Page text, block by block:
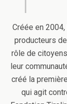
Créée en
producteurs
rôle de
leur
créé la
qui agit